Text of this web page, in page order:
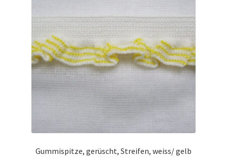
Gummispitze, gerüscht, Streifen, weiss/ gelb